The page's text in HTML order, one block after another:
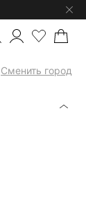
Сменить город
С